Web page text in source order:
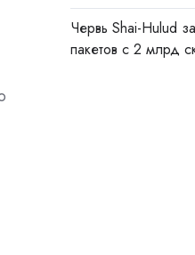
Червь Shai-Hulud
пакетов с 2 млрд